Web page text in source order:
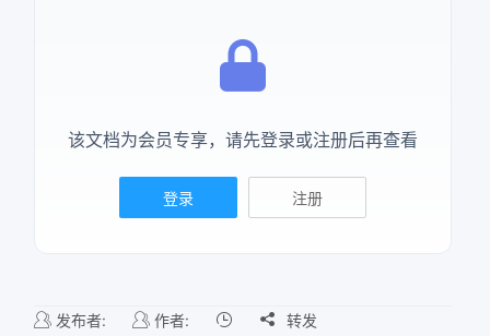
该文档为会员专享，请先登录或注册后再查看
登录 注册
发布者: 作者:  转发